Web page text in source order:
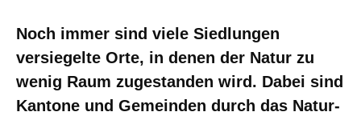
Noch immer sind viele Siedlungen
versiegelte Orte, in denen der Natur zu
wenig Raum zugestanden wird. Dabei sind
Kantone und Gemeinden durch das Natur-